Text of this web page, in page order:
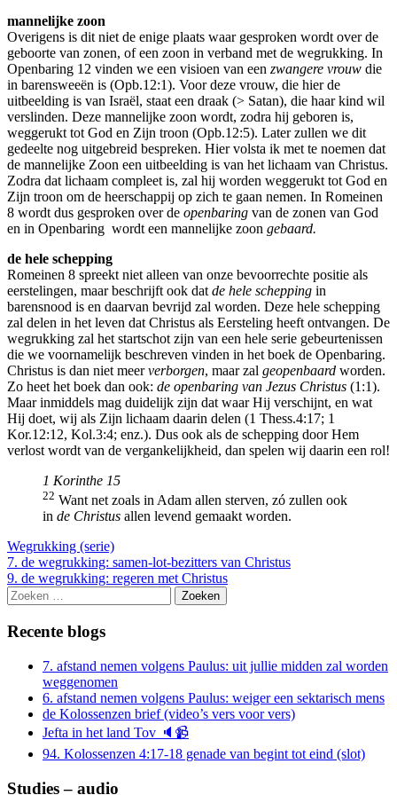
mannelijke zoon
Overigens is dit niet de enige plaats waar gesproken wordt over de
geboorte van zonen, of een zoon in verband met de wegrukking. In
Openbaring 12 vinden we een visioen van een zwangere vrouw die
in barensweeën is (Opb.12:1). Voor deze vrouw, die hier de
uitbeelding is van Israël, staat een draak (> Satan), die haar kind wil
verslinden. Deze mannelijke zoon wordt, zodra hij geboren is,
weggerukt tot God en Zijn troon (Opb.12:5). Later zullen we dit
gedeelte nog uitgebreid bespreken. Hier volsta ik met te noemen dat
de mannelijke Zoon een uitbeelding is van het lichaam van Christus.
Zodra dat lichaam compleet is, zal hij worden weggerukt tot God en
Zijn troon om de heerschappij op zich te gaan nemen. In Romeinen
8 wordt dus gesproken over de openbaring van de zonen van God
en in Openbaring wordt een mannelijke zoon gebaard.
de hele schepping
Romeinen 8 spreekt niet alleen van onze bevoorrechte positie als
eerstelingen, maar beschrijft ook dat de hele schepping in
barensnood is en daarvan bevrijd zal worden. Deze hele schepping
zal delen in het leven dat Christus als Eersteling heeft ontvangen. De
wegrukking zal het startschot zijn van een hele serie gebeurtenissen
die we voornamelijk beschreven vinden in het boek de Openbaring.
Christus is dan niet meerverborgen, maar zal geopenbaard worden.
Zo heet het boek dan ook: de openbaring van Jezus Christus (1:1).
Maar inmiddels mag duidelijk zijn dat waar Hij verschijnt, en wat
Hij doet, wij als Zijn lichaam daarin delen (1 Thess.4:17; 1
Kor.12:12, Kol.3:4; enz.). Dus ook als de schepping door Hem
verlost wordt van de vergankelijkheid, dan spelen wij daarin een rol!
1 Korinthe 15
22 Want net zoals in Adam allen sterven, zó zullen ook
in de Christus allen levend gemaakt worden.
Wegrukking (serie)
Berichtnavigatie
7. de wegrukking: samen-lot-bezitters van Christus
9. de wegrukking: regeren met Christus
Zoeken
naar:
Recente blogs
7. afstand nemen volgens Paulus: uit jullie midden zal worden
weggenomen
6. afstand nemen volgens Paulus: weiger een sektarisch mens
de Kolossenzen brief (video’s vers voor vers)
Jefta in het land Tov 🔈📹
94. Kolossenzen 4:17-18 genade van begint tot eind (slot)
Studies – audio